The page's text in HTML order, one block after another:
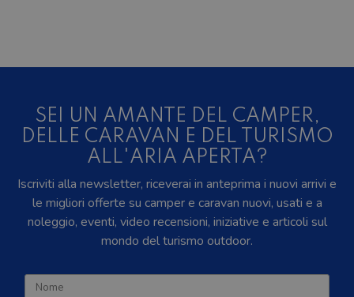
SEI UN AMANTE DEL CAMPER,
DELLE CARAVAN E DEL TURISMO
ALL'ARIA APERTA?
Iscriviti alla newsletter, riceverai in anteprima i nuovi arrivi e
le migliori offerte su camper e caravan nuovi, usati e a
noleggio, eventi, video recensioni, iniziative e articoli sul
mondo del turismo outdoor.